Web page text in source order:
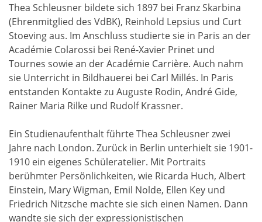
Thea Schleusner bildete sich 1897 bei Franz Skarbina
(Ehrenmitglied des VdBK), Reinhold Lepsius und Curt
Stoeving aus. Im Anschluss studierte sie in Paris an der
Académie Colarossi bei René-Xavier Prinet und
Tournes sowie an der Académie Carrière. Auch nahm
sie Unterricht in Bildhauerei bei Carl Millés. In Paris
entstanden Kontakte zu Auguste Rodin, André Gide,
Rainer Maria Rilke und Rudolf Krassner.
Ein Studienaufenthalt führte Thea Schleusner zwei
Jahre nach London. Zurück in Berlin unterhielt sie 1901-
1910 ein eigenes Schüleratelier. Mit Portraits
berühmter Persönlichkeiten, wie Ricarda Huch, Albert
Einstein, Mary Wigman, Emil Nolde, Ellen Key und
Friedrich Nitzsche machte sie sich einen Namen. Dann
wandte sie sich der expressionistischen